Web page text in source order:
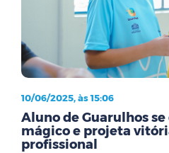
10/06/2025, às 15:06
Aluno de Guarulhos
mágico e projeta
profissional